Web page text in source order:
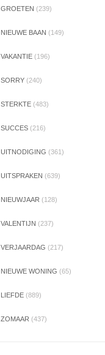
GROETEN (239)
NIEUWE BAAN (149)
VAKANTIE (196)
SORRY (240)
STERKTE (483)
SUCCES (216)
UITNODIGING (361)
UITSPRAKEN (639)
NIEUWJAAR (128)
VALENTIJN (237)
VERJAARDAG (217)
NIEUWE WONING (65)
LIEFDE (889)
ZOMAAR (437)